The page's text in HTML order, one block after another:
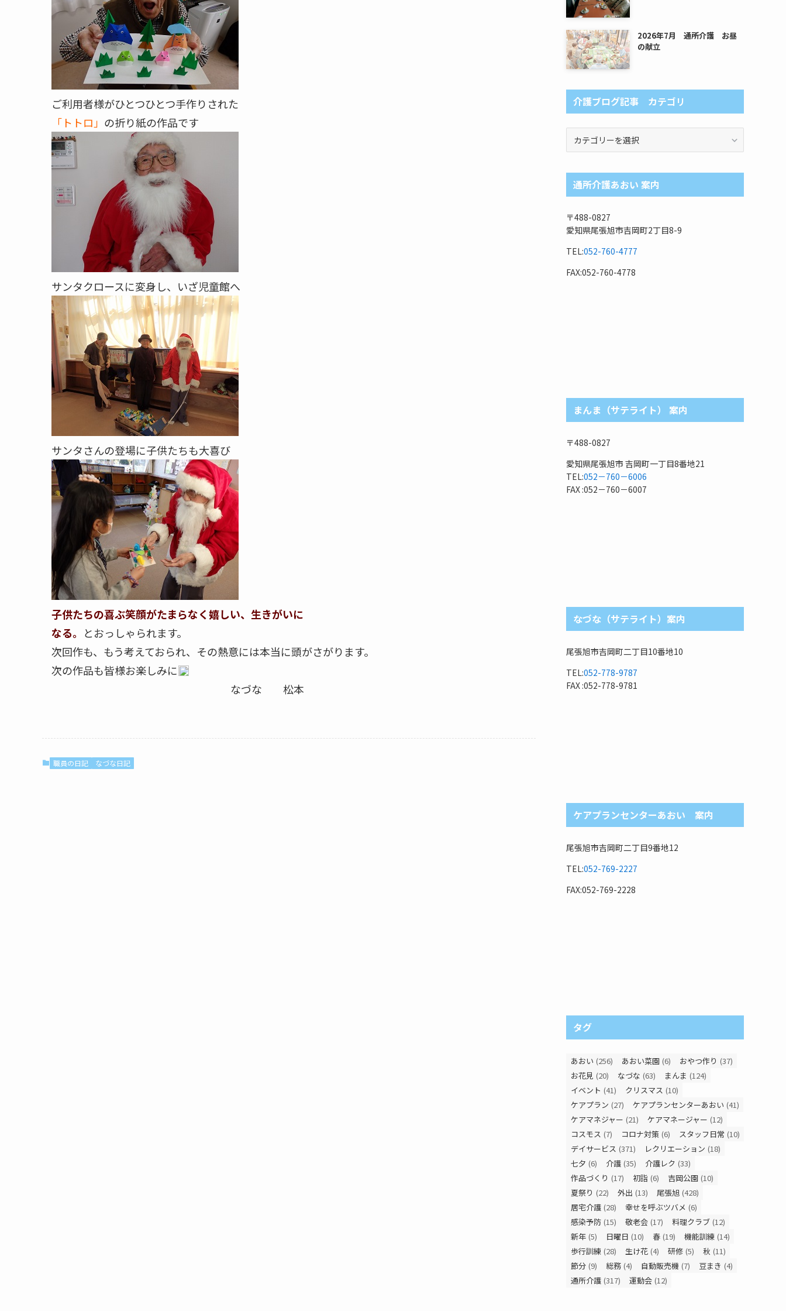
ご利用者様がひとつひとつ手作りされた
「トトロ」 の折り紙の作品です
サンタクロースに変身し、いざ児童館へ
サンタさんの登場に子供たちも大喜び
子供たちの喜ぶ笑顔がたまらなく嬉しい、生きがいに
なる。 とおっしゃられます。
次回作も、もう考えておられ、その熱意には本当に頭がさがります。
次の作品も皆様お楽しみに
なづな 松本
職員の日記 なづな日記
2026年7月 通所介護 お昼
の献立
介護ブログ記事 カテゴリ
ロ
グ
記
カ
テ
ゴ
通所介護あおい 案内
〒488-0827
愛知県尾張旭市吉岡町2丁目8-9
TEL:052-760-4777
FAX:052-760-4778
まんま（サテライト） 案内
〒488-0827
愛知県尾張旭市 吉岡町一丁目8番地21
TEL:052－760－6006
FAX :052－760－6007
なづな（サテライト）案内
尾張旭市吉岡町二丁目10番地10
TEL:052-778-9787
FAX :052-778-9781
ケアプランセンターあおい 案内
尾張旭市吉岡町二丁目9番地12
TEL:052-769-2227
FAX:052-769-2228
タグ
あおい (256) あおい菜園 (6) おやつ作り (37)
お花見 (20) なづな (63) まんま (124)
イベント (41) クリスマス (10)
ケアプラン (27) ケアプランセンターあおい (41)
ケアマネジャー (21) ケアマネージャー (12)
コスモス (7) コロナ対策 (6) スタッフ日常 (10)
デイサービス (371) レクリエーション (18)
七夕 (6) 介護 (35) 介護レク (33)
作品づくり (17) 初詣 (6) 吉岡公園 (10)
夏祭り (22) 外出 (13) 尾張旭 (428)
居宅介護 (28) 幸せを呼ぶツバメ (6)
感染予防 (15) 敬老会 (17) 料理クラブ (12)
新年 (5) 日曜日 (10) 春 (19) 機能訓練 (14)
歩行訓練 (28) 生け花 (4) 研修 (5) 秋 (11)
節分 (9) 総務 (4) 自動販売機 (7) 豆まき (4)
通所介護 (317) 運動会 (12)